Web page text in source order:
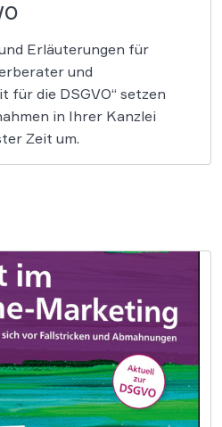
Erläuterungen für
und
für die DSGVO“ setzen
in Ihrer Kanzlei
Zeit um.